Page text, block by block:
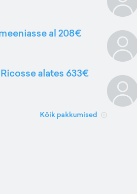
al 208€
alates 633€
Kõik pakkumised